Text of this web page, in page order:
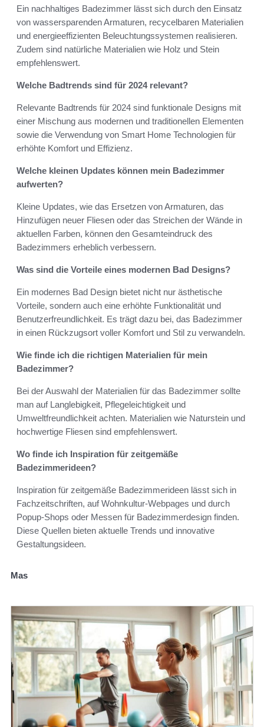
Ein nachhaltiges Badezimmer lässt sich durch den Einsatz
von wassersparenden Armaturen, recycelbaren Materialien
und energieeffizienten Beleuchtungssystemen realisieren.
Zudem sind natürliche Materialien wie Holz und Stein
empfehlenswert.
Welche Badtrends sind für 2024 relevant?
Relevante Badtrends für 2024 sind funktionale Designs mit
einer Mischung aus modernen und traditionellen Elementen
sowie die Verwendung von Smart Home Technologien für
erhöhte Komfort und Effizienz.
Welche kleinen Updates können mein Badezimmer
aufwerten?
Kleine Updates, wie das Ersetzen von Armaturen, das
Hinzufügen neuer Fliesen oder das Streichen der Wände in
aktuellen Farben, können den Gesamteindruck des
Badezimmers erheblich verbessern.
Was sind die Vorteile eines modernen Bad Designs?
Ein modernes Bad Design bietet nicht nur ästhetische
Vorteile, sondern auch eine erhöhte Funktionalität und
Benutzerfreundlichkeit. Es trägt dazu bei, das Badezimmer
in einen Rückzugsort voller Komfort und Stil zu verwandeln.
Wie finde ich die richtigen Materialien für mein
Badezimmer?
Bei der Auswahl der Materialien für das Badezimmer sollte
man auf Langlebigkeit, Pflegeleichtigkeit und
Umweltfreundlichkeit achten. Materialien wie Naturstein und
hochwertige Fliesen sind empfehlenswert.
Wo finde ich Inspiration für zeitgemäße
Badezimmerideen?
Inspiration für zeitgemäße Badezimmerideen lässt sich in
Fachzeitschriften, auf Wohnkultur-Webpages und durch
Popup-Shops oder Messen für Badezimmerdesign finden.
Diese Quellen bieten aktuelle Trends und innovative
Gestaltungsideen.
Mas